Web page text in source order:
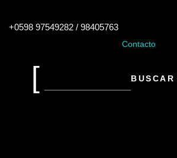
+0598 97549282 / 98405763
en
Contacto